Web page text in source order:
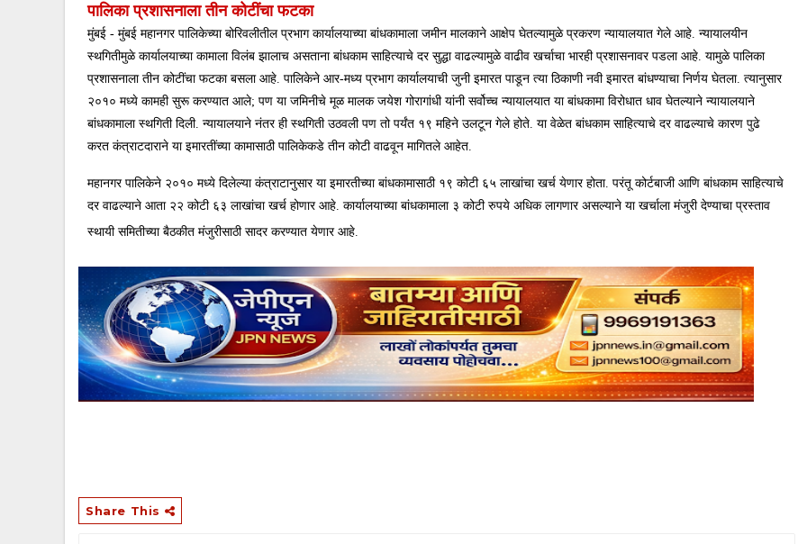
पालिका प्रशासनालातीन कोटींचा फटका
मुंबई - मुंबई महानगर पालिकेच्या बोरिवलीतील प्रभाग कार्यालयाच्या बांधकामाला जमीन मालकाने आक्षेप घेतल्यामुळे प्रकरण न्यायालयात गेले आहे. न्यायालयीन
स्थगितीमुळे कार्यालयाच्या कामाला विलंब झालाच असताना बांधकाम साहित्याचे दर सुद्धा वाढल्यामुळे वाढीव खर्चाचा भारही प्रशासनावर पडला आहे. यामुळे पालिका
प्रशासनाला तीन कोटींचा फटका बसला आहे. पालिकेने आर-मध्य प्रभाग कार्यालयाची जुनी इमारत पाडून त्या ठिकाणी नवी इमारत बांधण्याचा निर्णय घेतला. त्यानुसार
२०१० मध्ये कामही सुरू करण्यात आले; पण या जमिनीचे मूळ मालक जयेश गोरागांधी यांनी सर्वोच्च न्यायालयात या बांधकामा विरोधात धाव घेतल्याने न्यायालयाने
बांधकामाला स्थगिती दिली. न्यायालयाने नंतर ही स्थगिती उठवली पण तो पर्यंत १९ महिने उलटून गेले होते. या वेळेत बांधकाम साहित्याचे दर वाढल्याचे कारण पुढे
करत कंत्राटदाराने या इमारतींच्या कामासाठी पालिकेकडे तीन कोटी वाढवून मागितले आहेत.
महानगर पालिकेने २०१० मध्ये दिलेल्या कंत्राटानुसार या इमारतीच्या बांधकामासाठी १९ कोटी ६५ लाखांचा खर्च येणार होता. परंतू कोर्टबाजी आणि बांधकाम साहित्याचे
दर वाढल्याने आता २२ कोटी ६३ लाखांचा खर्च होणार आहे. कार्यालयाच्या बांधकामाला ३ कोटी रुपये अधिक लागणार असल्याने या खर्चाला मंजुरी देण्याचा प्रस्ताव
स्थायी समितीच्या बैठकीत मंजुरीसाठी सादर करण्यात येणार आहे.
Share This